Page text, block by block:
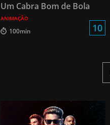
Um Cabra Bom de Bola
ANIMAÇÃO
100min 10